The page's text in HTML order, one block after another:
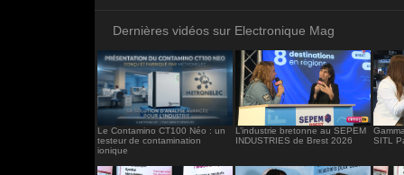
Dernières vidéos sur Electronique Mag
Le Contamino CT100 Néo : un
testeur de contamination
ionique
L’industrie bretonne au SEPEM
INDUSTRIES de Brest 2026
SITL